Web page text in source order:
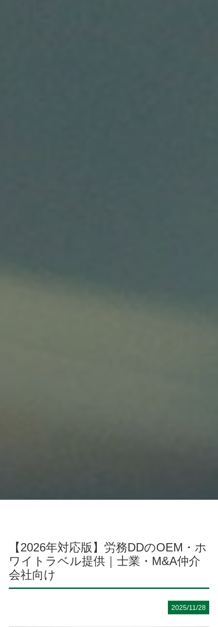
【2026年対応版】労務DDのOEM・ホ
ワイトラベル提供｜士業・M&A仲介
会社向け
2025/11/28